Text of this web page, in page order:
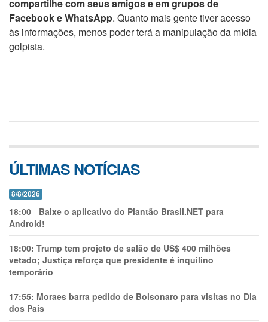
compartilhe com seus amigos e em grupos de
Facebook e WhatsApp. Quanto mais gente tiver acesso
às informações, menos poder terá a manipulação da mídia
golpista.
ÚLTIMAS NOTÍCIAS
8/8/2026
18:00 - Baixe o aplicativo do Plantão Brasil.NET para
Android!
18:00: Trump tem projeto de salão de US$ 400 milhões
vetado; Justiça reforça que presidente é inquilino
temporário
17:55: Moraes barra pedido de Bolsonaro para visitas no Dia
dos Pais